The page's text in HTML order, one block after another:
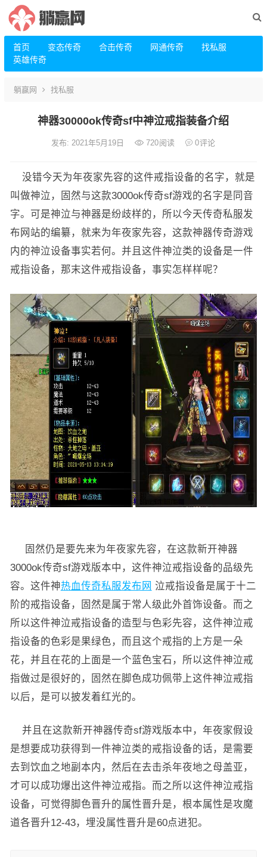
首页 变态传奇 合击传奇 网通传奇
找私服
英雄传奇
躺赢网 找私服
神器30000ok传奇sf中神泣戒指装备介绍
发布: 2021年5月19日 720阅读 0评论
没错今天为年夜家先容的这件戒指设备的名字，就是
叫做神泣，固然与这款3000ok传奇sf游戏的名字是同音
字。可是神泣与神器是纷歧样的，所以今天传奇私服发
布网站的编纂，就来为年夜家先容，这款神器传奇游戏
内的神泣设备事实若何。并且这件神泣类的设备是一件
戒指设备，那末这件戒指设备，事实怎样样呢？
固然仍是要先来为年夜家先容，在这款新开神器
3000ok传奇sf游戏版本中，这件神泣戒指设备的品级先
容。这件神热血传奇私服发布网 泣戒指设备是属于十二
阶的戒指设备，固然是属于常人级此外首饰设备。而之
所以这件神泣戒指设备的造型与色彩先容，这件神泣戒
指设备的色彩是果绿色，而且这个戒指的上方是一朵
花，并且在花的上面是一个蓝色宝石，所以这件神泣戒
指做过是很好的，固然在脚色成功佩带上这件神泣戒指
以后，是可以披发着红光的。
并且在这款新开神器传奇sf游戏版本中，年夜家假设
是想要成功获得到一件神泣类的戒指设备的话，是需要
去到饮血之地副本内，然后在去击杀年夜地之母盖亚，
才可以成功爆出这件神泣戒指。而之所以这件神泣戒指
设备，可觉得脚色晋升的属性晋升是，根本属性是攻魔
道各晋升12-43，埋没属性晋升是60点进犯。